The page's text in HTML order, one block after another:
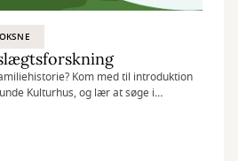
Kom med til introduktion
Kulturhus, og lær at søge i
og komme godt i gang med dit